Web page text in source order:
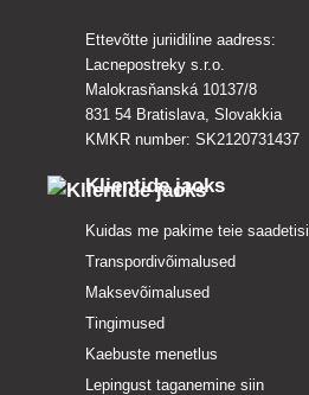
Ettevõtte juriidiline aadress:
Lacnepostreky s.r.o.
Malokrasňanská 10137/8
831 54 Bratislava, Slovakkia
KMKR number: SK2120731437
Klientide jaoks
Kuidas me pakime teie saadetisi
Transpordivõimalused
Maksevõimalused
Tingimused
Kaebuste menetlus
Lepingust taganemine siin